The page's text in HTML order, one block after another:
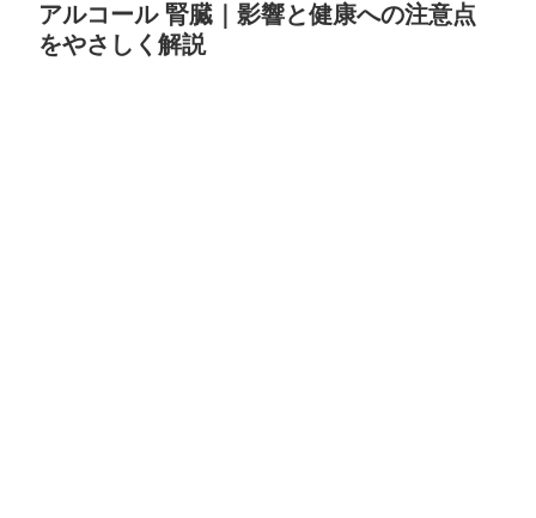
アルコール 腎臓｜影響と健康への注意点
をやさしく解説